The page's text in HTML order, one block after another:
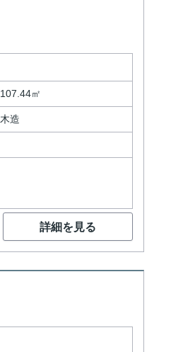
107.44㎡
木造
詳細を見る